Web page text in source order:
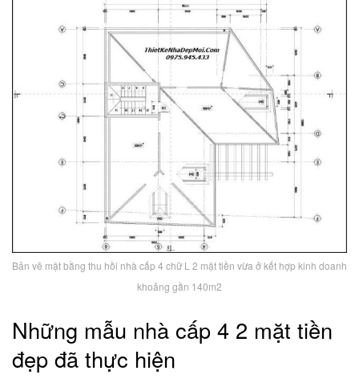
Bản vẽ mặt bằng thu hồi nhà cấp 4 chữ L 2 mặt tiền vừa ở kết hợp kinh doanh
khoảng gần 140m2
Những mẫu nhà cấp 4 2 mặt tiền
đẹp đã thực hiện